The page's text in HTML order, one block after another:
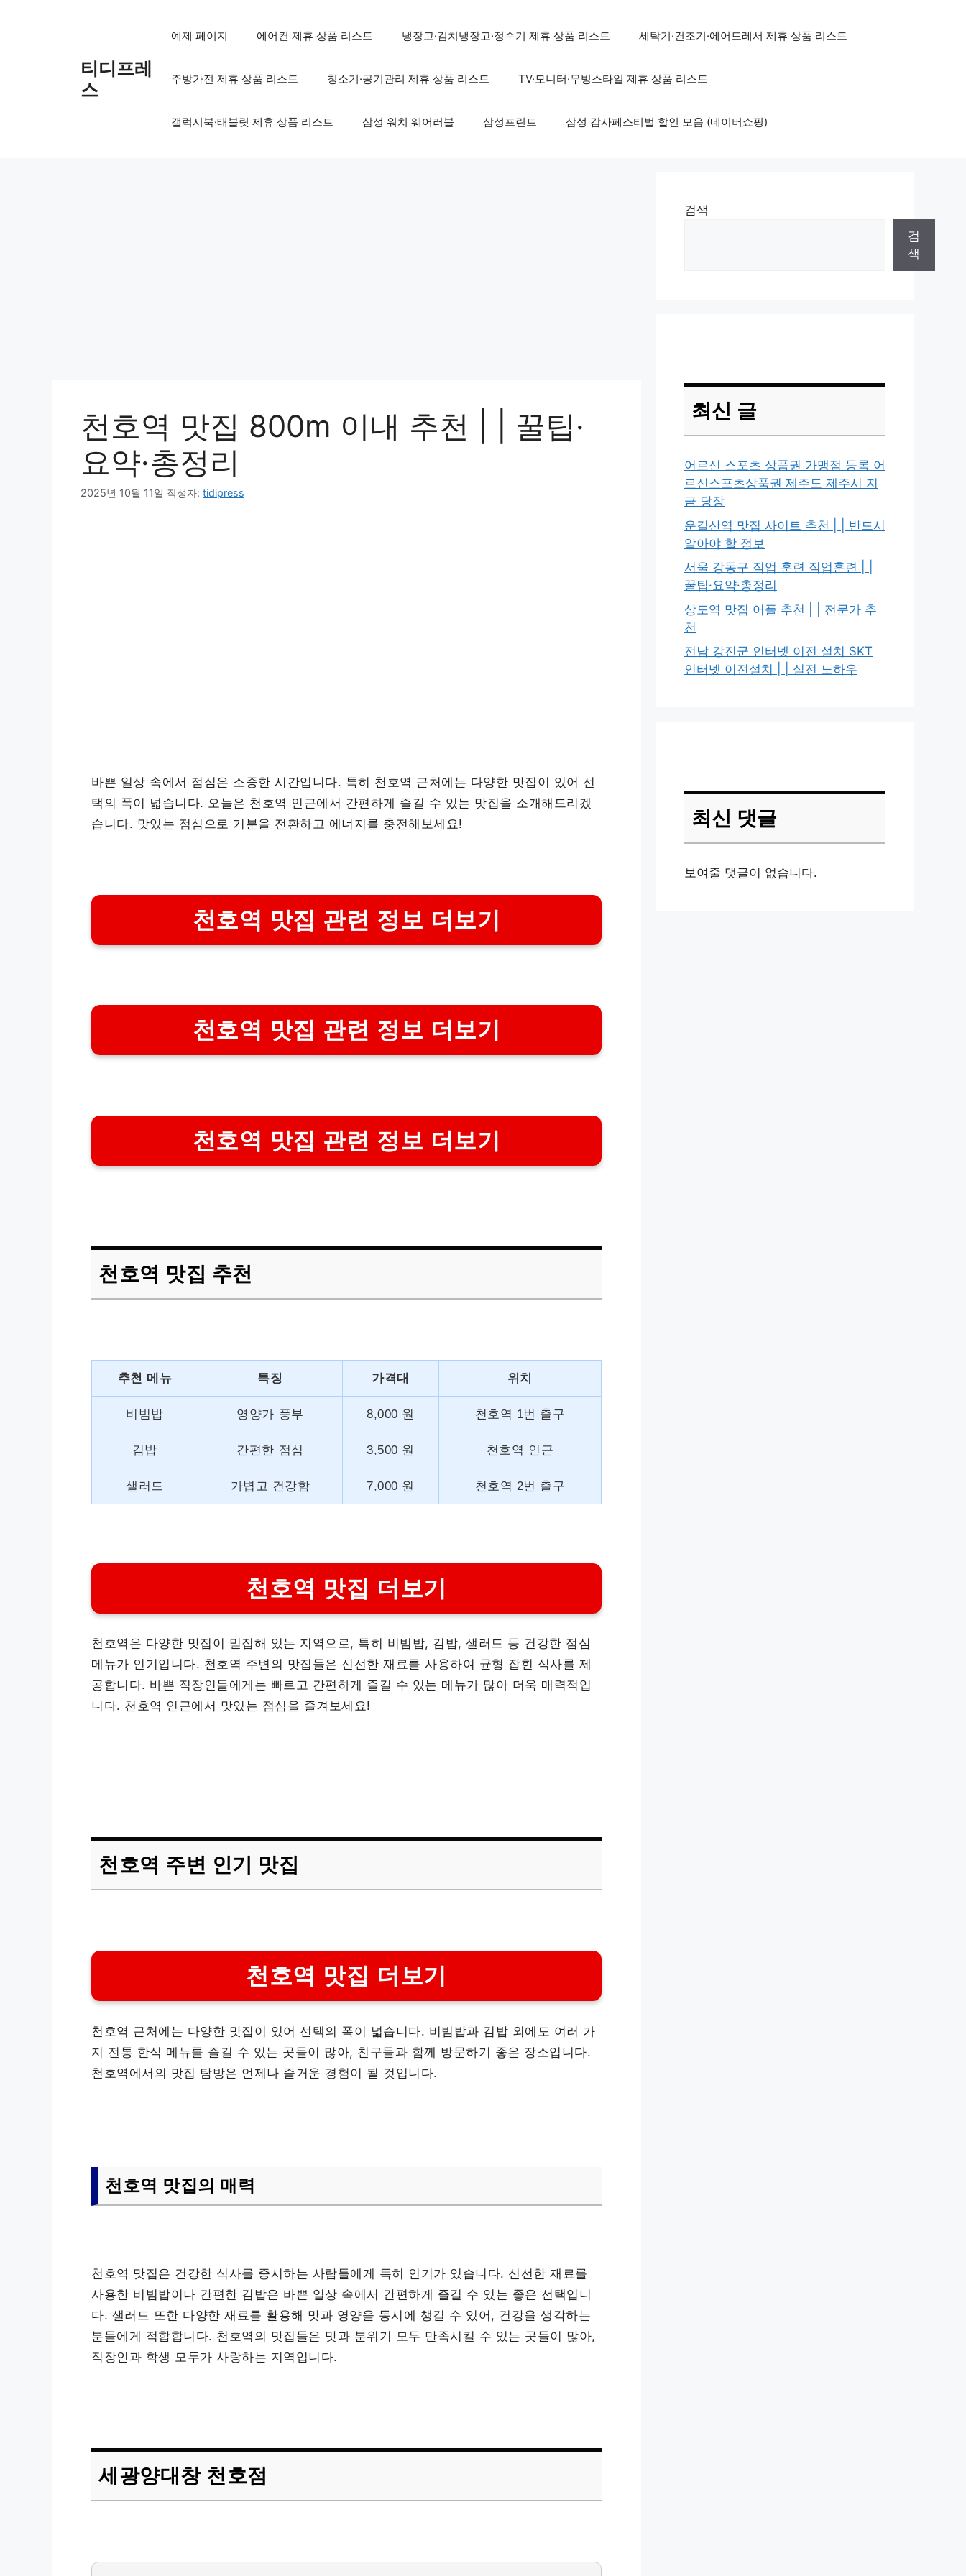
티디프레
스
예제 페이지 에어컨 제휴 상품 리스트 냉장고·김치냉장고·정수기 제휴 상품 리스트 세탁기·건조기·에어드레서 제휴 상품 리스트
주방가전 제휴 상품 리스트 청소기·공기관리 제휴 상품 리스트 TV·모니터·무빙스타일 제휴 상품 리스트
갤럭시북·태블릿 제휴 상품 리스트 삼성 워치 웨어러블 삼성프린트 삼성 감사페스티벌 할인 모음 (네이버쇼핑)
천호역 맛집 800m 이내 추천 | | 꿀팁·
요약·총정리
2025년 10월 11일 작성자: tidipress
바쁜 일상 속에서 점심은 소중한 시간입니다. 특히 천호역 근처에는 다양한 맛집이 있어 선
택의 폭이 넓습니다. 오늘은 천호역 인근에서 간편하게 즐길 수 있는 맛집을 소개해드리겠
습니다. 맛있는 점심으로 기분을 전환하고 에너지를 충전해보세요!
천호역 맛집 관련 정보 더보기
천호역 맛집 관련 정보 더보기
천호역 맛집 관련 정보 더보기
천호역 맛집 추천
추천 메뉴 특징 가격대 위치
비빔밥 영양가 풍부 8,000 원 천호역 1번 출구
김밥 간편한 점심 3,500 원 천호역 인근
샐러드 가볍고 건강함 7,000 원 천호역 2번 출구
천호역 맛집 더보기
천호역은 다양한 맛집이 밀집해 있는 지역으로, 특히 비빔밥, 김밥, 샐러드 등 건강한 점심
메뉴가 인기입니다. 천호역 주변의 맛집들은 신선한 재료를 사용하여 균형 잡힌 식사를 제
공합니다. 바쁜 직장인들에게는 빠르고 간편하게 즐길 수 있는 메뉴가 많아 더욱 매력적입
니다. 천호역 인근에서 맛있는 점심을 즐겨보세요!
천호역 주변 인기 맛집
천호역 맛집 더보기
천호역 근처에는 다양한 맛집이 있어 선택의 폭이 넓습니다. 비빔밥과 김밥 외에도 여러 가
지 전통 한식 메뉴를 즐길 수 있는 곳들이 많아, 친구들과 함께 방문하기 좋은 장소입니다.
천호역에서의 맛집 탐방은 언제나 즐거운 경험이 될 것입니다.
천호역 맛집의 매력
천호역 맛집은 건강한 식사를 중시하는 사람들에게 특히 인기가 있습니다. 신선한 재료를
사용한 비빔밥이나 간편한 김밥은 바쁜 일상 속에서 간편하게 즐길 수 있는 좋은 선택입니
다. 샐러드 또한 다양한 재료를 활용해 맛과 영양을 동시에 챙길 수 있어, 건강을 생각하는
분들에게 적합합니다. 천호역의 맛집들은 맛과 분위기 모두 만족시킬 수 있는 곳들이 많아,
직장인과 학생 모두가 사랑하는 지역입니다.
세광양대창 천호점
검색
검
색
최신 글
어르신 스포츠 상품권 가맹점 등록 어
르신스포츠상품권 제주도 제주시 지
금 당장
운길산역 맛집 사이트 추천 | | 반드시
알아야 할 정보
서울 강동구 직업 훈련 직업훈련 | |
꿀팁·요약·총정리
상도역 맛집 어플 추천 | | 전문가 추
천
전남 강진군 인터넷 이전 설치 SKT
인터넷 이전설치 | | 실전 노하우
최신 댓글
보여줄 댓글이 없습니다.